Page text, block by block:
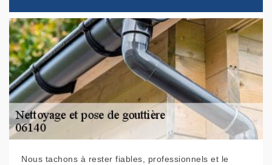
Nous tachons à rester fiables, professionnels et le